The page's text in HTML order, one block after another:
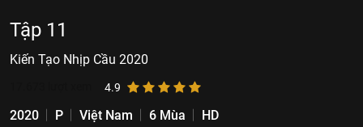
Tập 11
Kiến Tạo Nhịp Cầu 2020
4.9
2020 P Việt Nam 6 Mùa
HD